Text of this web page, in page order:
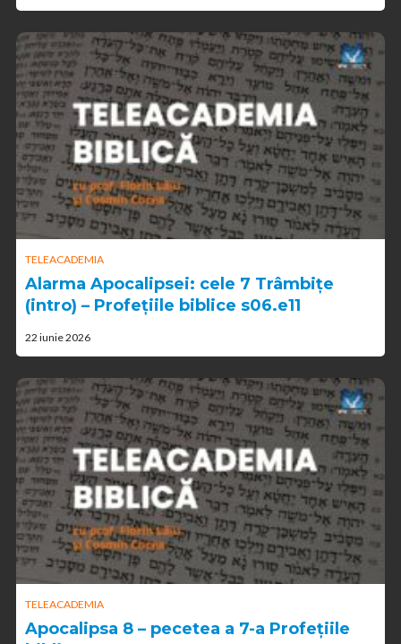
TELEACADEMIA
Alarma Apocalipsei: cele 7 Trâmbițe
(intro) – Profețiile biblice s06.e11
22 iunie 2026
TELEACADEMIA
Apocalipsa 8 – pecetea a 7-a Profețiile